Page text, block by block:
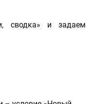
сводка» и задаем